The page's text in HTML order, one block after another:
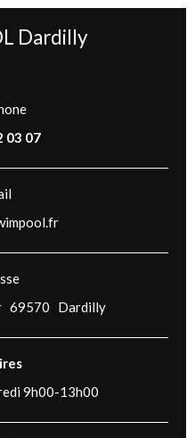
Dardilly
03 07
69570 Dardilly
9h00-13h00